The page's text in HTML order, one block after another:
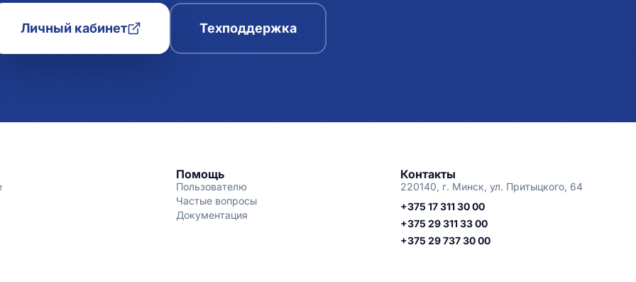
Личный кабинет Техподдержка
Помощь
Пользователю
Частые вопросы
Документация
Контакты
220140, г. Минск, ул. Притыцкого, 64
+375 17 311 30 00
+375 29 311 33 00
+375 29 737 30 00